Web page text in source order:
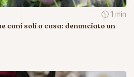
1 min
cani soli a casa: denunciato un